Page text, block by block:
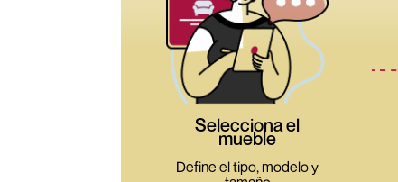
Selecciona el
mueble
Define el tipo, modelo y